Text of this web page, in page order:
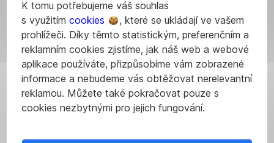
K tomu potřebujeme váš souhlas
s využitím cookies
, které se ukládají ve vašem
prohlížeči. Díky těmto statistickým, preferenčním a
reklamním cookies zjistíme, jak náš web a webové
aplikace používáte, přizpůsobíme vám zobrazené
informace a nebudeme vás obtěžovat nerelevantní
reklamou. Můžete také pokračovat pouze s
cookies nezbytnými pro jejich fungování.